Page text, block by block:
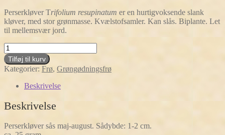
Perserkløver Trifolium resupinatum er en hurtigvoksende slank
kløver, med stor grønmasse. Kvælstofsamler. Kan slås. Biplante. Let
til mellemsvær jord.
Perserkløver
etårig
antal
Tilføj til kurv
Kategorier: Frø, Grøngødningsfrø
Beskrivelse
Beskrivelse
Perserkløver sås maj-august. Sådybde: 1-2 cm.